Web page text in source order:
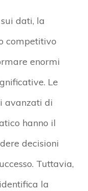
dati, la
competitivo
enormi
Le
avanzati di
hanno il
decisioni
Tuttavia,
la